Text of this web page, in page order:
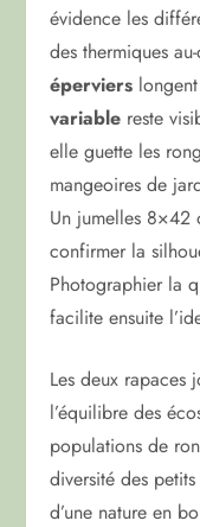
évidence les
des thermiques
éperviers
variable reste
elle guette les
mangeoires de
Un jumelles 8×42
confirmer la
Photographier la
facilite ensuite
Les deux rapaces
l’équilibre des
populations de
diversité des
d’une nature en